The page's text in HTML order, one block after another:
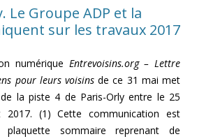
Le Groupe ADP et la
sur les travaux 2017
numérique Entrevoisins.org – Lettre
pour leurs voisins de ce 31 mai met
la piste 4 de Paris-Orly entre le 25
(1) Cette communication est
plaquette sommaire reprenant de